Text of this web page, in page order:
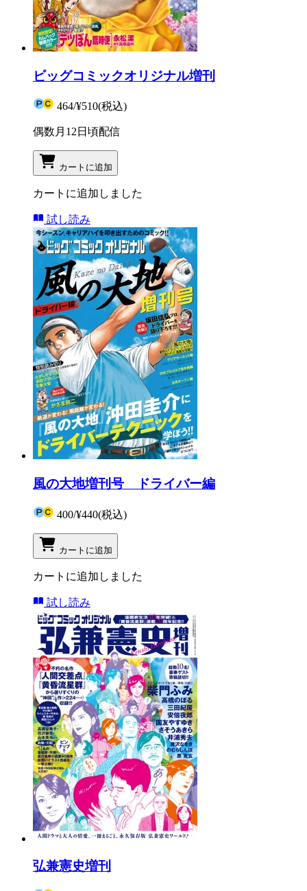
ビッグコミックオリジナル増刊
464/¥510(税込)
偶数月12日頃配信
カートに追加
カートに追加しました
試し読み
風の大地増刊号 ドライバー編
400/¥440(税込)
カートに追加
カートに追加しました
試し読み
弘兼憲史増刊